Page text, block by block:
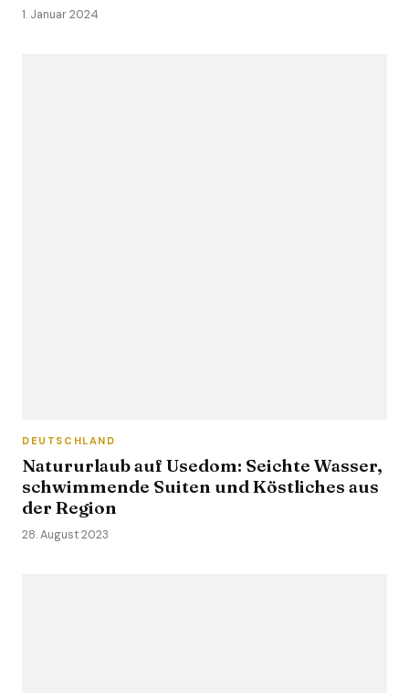
1. Januar 2024
DEUTSCHLAND
Natururlaub auf Usedom: Seichte Wasser,
schwimmende Suiten und Köstliches aus
der Region
28. August 2023